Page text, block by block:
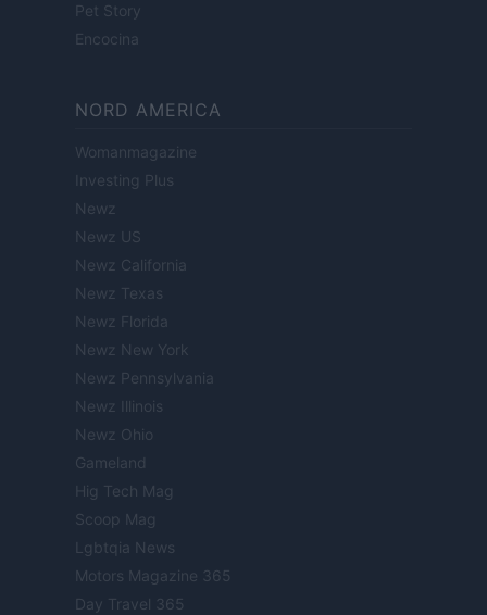
Pet Story
Encocina
NORD AMERICA
Womanmagazine
Investing Plus
Newz
Newz US
Newz California
Newz Texas
Newz Florida
Newz New York
Newz Pennsylvania
Newz Illinois
Newz Ohio
Gameland
Hig Tech Mag
Scoop Mag
Lgbtqia News
Motors Magazine 365
Day Travel 365